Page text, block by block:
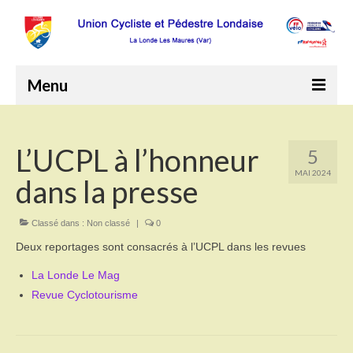
Menu
Le Club
Comité directeur
Programme annuel 2026
Comptes rendus de réunions
Bureau
5
MAI 2024
L’UCPL à l’honneur
dans la presse
Classé dans : Non classé 0
Deux reportages sont consacrés à l’UCPL dans les revues
La Londe Le Mag
Revue Cyclotourisme